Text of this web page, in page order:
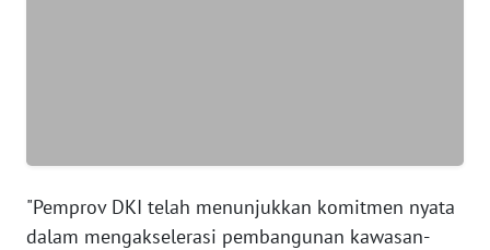
"Pemprov DKI telah menunjukkan komitmen nyata
dalam mengakselerasi pembangunan kawasan-
WN
SERAMBI